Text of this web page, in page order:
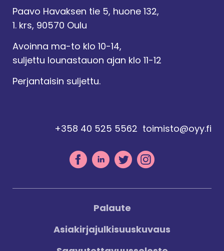
Paavo Havaksen tie 5, huone 132,
1. krs, 90570 Oulu
Avoinna ma-to klo 10-14,
suljettu lounastauon ajan klo 11-12
Perjantaisin suljettu.
+358 40 525 5562 toimisto@oyy.fi
Palaute
Asiakirjajulkisuuskuvaus